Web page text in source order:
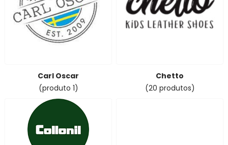
Carl Oscar
(produto 1)
Chetto
(20 produtos)